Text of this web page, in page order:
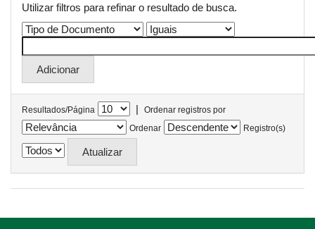
Utilizar filtros para refinar o resultado de busca.
Resultados/Página |
Ordenar registros por
Ordenar
Registro(s)